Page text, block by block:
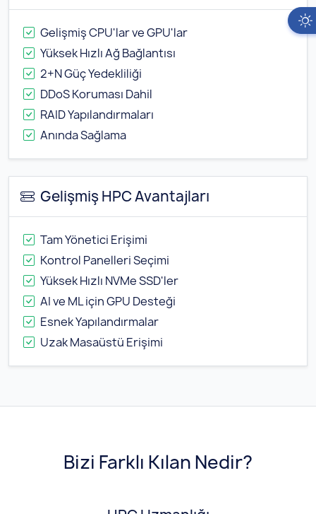
Gelişmiş CPU'lar ve GPU'lar
Yüksek Hızlı Ağ Bağlantısı
2+N Güç Yedekliliği
DDoS Koruması Dahil
RAID Yapılandırmaları
Anında Sağlama
Gelişmiş HPC Avantajları
Tam Yönetici Erişimi
Kontrol Panelleri Seçimi
Yüksek Hızlı NVMe SSD'ler
AI ve ML için GPU Desteği
Esnek Yapılandırmalar
Uzak Masaüstü Erişimi
Bizi Farklı Kılan Nedir?